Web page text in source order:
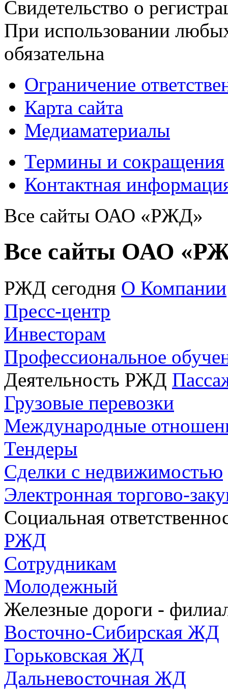
Свидетельство о
При использовании
обязательна
Ограничение
Карта сайта
Медиаматериалы
Термины и сокращения
Контактная
Все сайты ОАО «РЖД»
Все сайты ОАО
РЖД сегодня О Компании
Пресс-центр
Инвесторам
Профессиональное
Деятельность РЖД
Грузовые перевозки
Международные
Тендеры
Сделки с недвижимостью
Электронная торгово-
Социальная
РЖД
Сотрудникам
Молодежный
Железные дороги -
Восточно-Сибирская ЖД
Горьковская ЖД
Дальневосточная ЖД